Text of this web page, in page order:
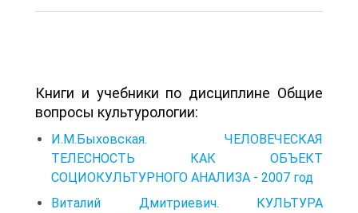
Книги и учебники по дисциплине Общие
вопросы культурологии:
И.М.Быховская. ЧЕЛОВЕЧЕСКАЯ
ТЕЛЕСНОСТЬ КАК ОБЪЕКТ
СОЦИОКУЛЬТУРНОГО АНАЛИЗА - 2007 год
Виталий Дмитриевич. КУЛЬТУРА